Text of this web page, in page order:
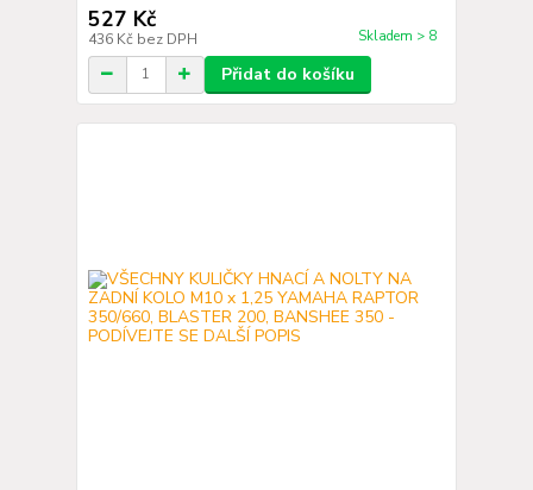
527 Kč
436 Kč bez DPH Skladem > 8
Přidat do košíku